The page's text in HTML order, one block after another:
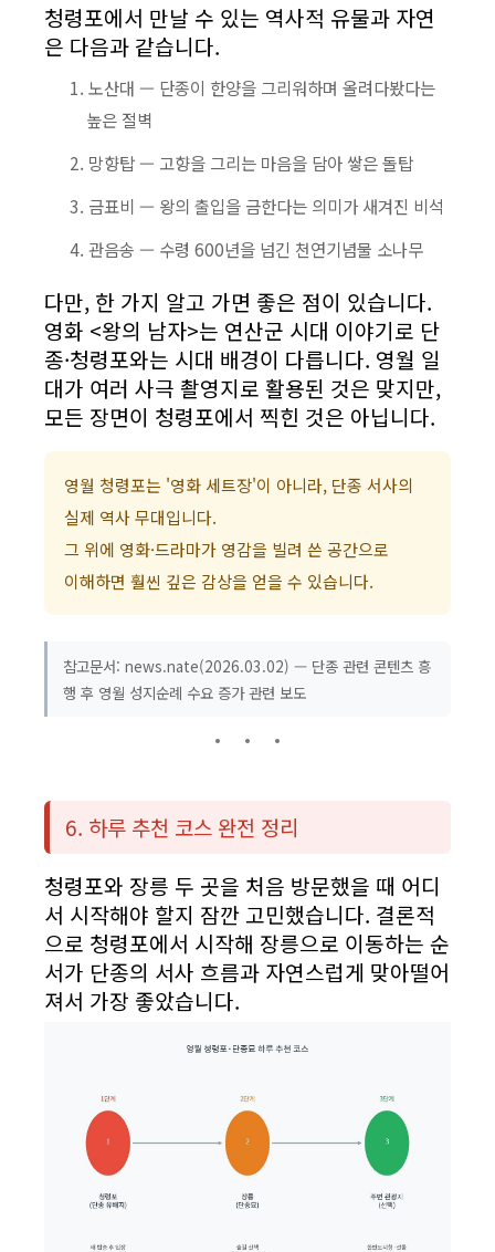
청령포에서 만날 수 있는 역사적 유물과 자연
은 다음과 같습니다.
노산대 — 단종이 한양을 그리워하며 올려다봤다는
높은 절벽
망향탑 — 고향을 그리는 마음을 담아 쌓은 돌탑
금표비 — 왕의 출입을 금한다는 의미가 새겨진 비석
관음송 — 수령 600년을 넘긴 천연기념물 소나무
다만, 한 가지 알고 가면 좋은 점이 있습니다.
영화 <왕의 남자>는 연산군 시대 이야기로 단
종·청령포와는 시대 배경이 다릅니다. 영월 일
대가 여러 사극 촬영지로 활용된 것은 맞지만,
모든 장면이 청령포에서 찍힌 것은 아닙니다.
영월 청령포는 '영화 세트장'이 아니라, 단종 서사의
실제 역사 무대입니다.
그 위에 영화·드라마가 영감을 빌려 쓴 공간으로
이해하면 훨씬 깊은 감상을 얻을 수 있습니다.
참고문서: news.nate(2026.03.02) — 단종 관련 콘텐츠 흥
행 후 영월 성지순례 수요 증가 관련 보도
6. 하루 추천 코스 완전 정리
청령포와 장릉 두 곳을 처음 방문했을 때 어디
서 시작해야 할지 잠깐 고민했습니다. 결론적
으로 청령포에서 시작해 장릉으로 이동하는 순
서가 단종의 서사 흐름과 자연스럽게 맞아떨어
져서 가장 좋았습니다.